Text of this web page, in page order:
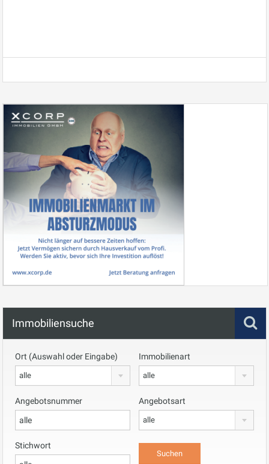
Immobiliensuche
Ort (Auswahl oder Eingabe)
alle
Immobilienart
alle
Angebotsnummer Angebotsart
alle
Stichwort